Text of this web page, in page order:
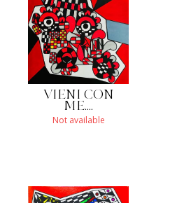
VIENI CON
ME....
Not available